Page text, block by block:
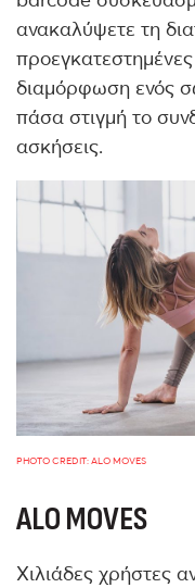
ανακαλύψετε τη
διαμόρφωση ενός
πάσα στιγμή το
ασκήσεις.
PHOTO CREDIT: ALO MOVES
ALO MOVES
Χιλιάδες χρήστες